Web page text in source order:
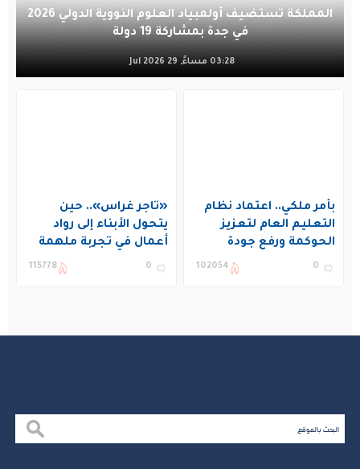
المملكة تستضيف أولمبياد العلوم النووية الدولي 2026
في جدة بمشاركة 19 دولة
03:28 مساءً, 29 Jul 2026
بأمر ملكي.. اعتماد نظام
التعليم العام لتعزيز
الحوكمة ورفع جودة
التعليم في المملكة
0
102054
«تاجر غراس».. حين
يتحول الأبناء إلى رواد
أعمال في تجربة ملهمة
بنادي غراس الصيفي
0
115778